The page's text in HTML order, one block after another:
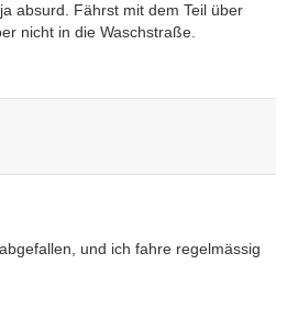
absurd. Fährst mit dem Teil über
nicht in die Waschstraße.
und ich fahre regelmässig